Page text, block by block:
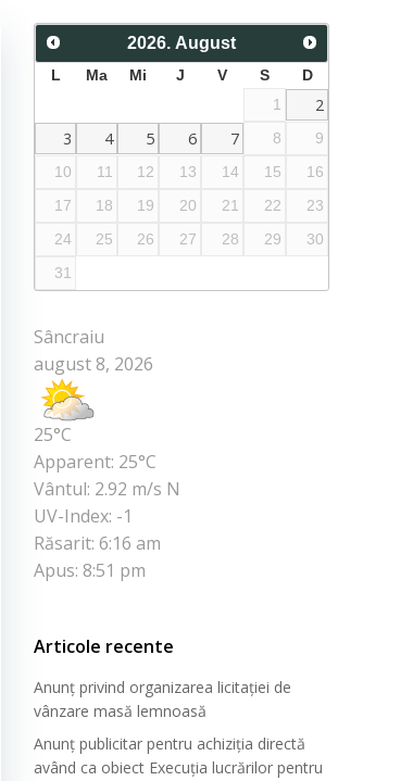
2026. August
L Ma Mi J V S
D
1
2
3
4 5 6 7 8
9
10
11 12 13 14 15
16
17
18 19 20 21 22
23
24
25 26 27 28 29
30
31
Sâncraiu
august 8, 2026
25°C
Apparent: 25°C
Vântul: 2.92 m/s N
UV-Index: -1
Răsarit: 6:16 am
Apus: 8:51 pm
Articole recente
Anunț privind organizarea licitației de
vânzare masă lemnoasă
Anunț publicitar pentru achiziția directă
având ca obiect Execuția lucrărilor pentru